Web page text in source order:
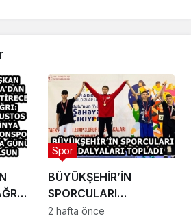
BÜYÜKŞEHİR’İN
SPORCULARI
MADALYALARI
Spor
2 hafta önce